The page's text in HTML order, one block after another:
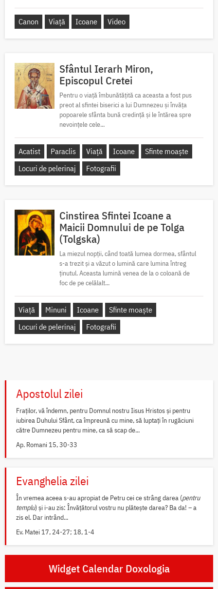
Canon Viață Icoane Video
Sfântul Ierarh Miron,
Episcopul Cretei
Pentru o viață îmbunătățită ca aceasta a fost pus
preot al sfintei biserici a lui Dumnezeu și învăța
popoarele sfânta bună credință și le întărea spre
nevoințele cele...
Acatist Paraclis Viață Icoane
Sfinte moaște
Locuri de pelerinaj
Fotografii
Cinstirea Sfintei Icoane a
Maicii Domnului de pe Tolga
(Tolgska)
La miezul nopții, când toată lumea dormea, sfântul
s-a trezit și a văzut o lumină care lumina întreg
ținutul. Aceasta lumină venea de la o coloană de
foc de pe celălalt...
Viață Minuni Icoane
Sfinte moaște
Locuri de pelerinaj
Fotografii
Apostolul zilei
Fraților, vă îndemn, pentru Domnul nostru Iisus Hristos și pentru
iubirea Duhului Sfânt, ca împreună cu mine, să luptați în rugăciuni
către Dumnezeu pentru mine, ca să scap de...
Ap. Romani 15, 30-33
Evanghelia zilei
În vremea aceea s-au apropiat de Petru cei ce strâng darea (pentru
templu) și i-au zis: Învățătorul vostru nu plătește darea? Ba da! – a
zis el. Dar intrând...
Ev. Matei 17, 24-27; 18, 1-4
Widget Calendar Doxologia